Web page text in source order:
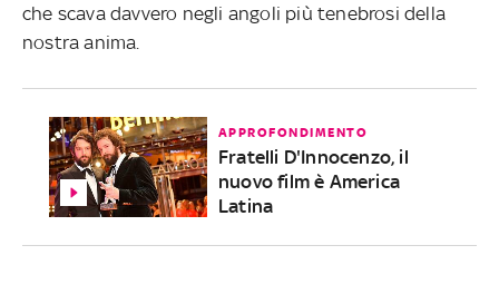
che scava davvero negli angoli più tenebrosi della
nostra anima.
APPROFONDIMENTO
Fratelli D'Innocenzo, il
nuovo film è America
Latina